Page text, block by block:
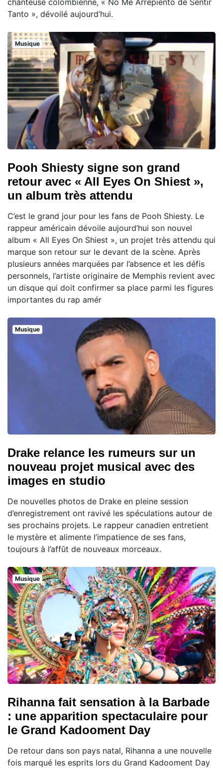
chanteuse colombienne, « No Me Arrepiento de Sentir
Tanto », dévoilé aujourd’hui.
Musique
Pooh Shiesty signe son grand
retour avec « All Eyes On Shiest »,
un album très attendu
C’est le grand jour pour les fans de Pooh Shiesty. Le
rappeur américain dévoile aujourd’hui son nouvel
album « All Eyes On Shiest », un projet très attendu qui
marque son retour sur le devant de la scène. Après
plusieurs années marquées par l’absence et les défis
personnels, l’artiste originaire de Memphis revient avec
un disque qui doit confirmer sa place parmi les figures
importantes du rap amér
Musique
Drake relance les rumeurs sur un
nouveau projet musical avec des
images en studio
De nouvelles photos de Drake en pleine session
d’enregistrement ont ravivé les spéculations autour de
ses prochains projets. Le rappeur canadien entretient
le mystère et alimente l’impatience de ses fans,
toujours à l’affût de nouveaux morceaux.
Musique
Rihanna fait sensation à la Barbade
: une apparition spectaculaire pour
le Grand Kadooment Day
De retour dans son pays natal, Rihanna a une nouvelle
fois marqué les esprits lors du Grand Kadooment Day